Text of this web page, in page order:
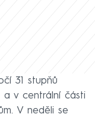
31 stupňů
a v centrální části
V neděli se